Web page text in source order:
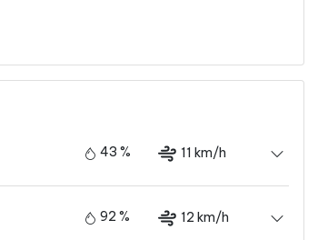
43 % 11 km/h
92 % 12 km/h